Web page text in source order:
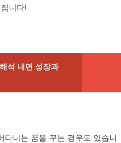
니다!
석 내면 성장과
다니는 꿈을 꾸는 경우도 있습니